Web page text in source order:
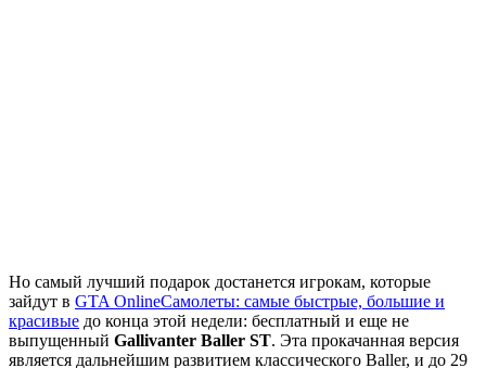
Но самый лучший подарок достанется игрокам, которые
зайдут в GTA OnlineСамолеты: самые быстрые, большие и
красивые до конца этой недели: бесплатный и еще не
выпущенный Gallivanter Baller ST. Эта прокачанная версия
является дальнейшим развитием классического Baller, и до 29